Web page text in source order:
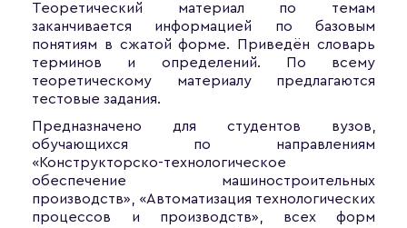
Теоретический материал по темам
заканчивается информацией по базовым
понятиям в сжатой форме. Приведён словарь
терминов и определений. По всему
теоретическому материалу предлагаются
тестовые задания.
Предназначено для студентов вузов,
обучающихся по направлениям
«Конструкторско-технологическое
обеспечение машиностроительных
производств», «Автоматизация технологических
процессов и производств», всех форм